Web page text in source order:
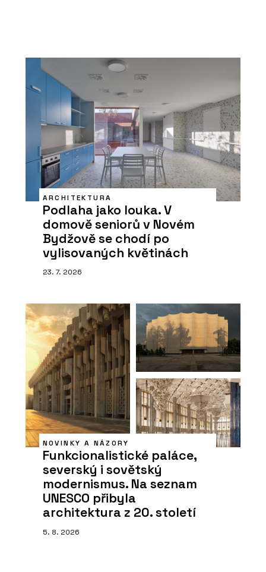
ARCHITEKTURA
Podlaha jako louka. V
domově seniorů v Novém
Bydžově se chodí po
vylisovaných květinách
23. 7. 2026
NOVINKY A NÁZORY
Funkcionalistické paláce,
severský i sovětský
modernismus. Na seznam
UNESCO přibyla
architektura z 20. století
5. 8. 2026